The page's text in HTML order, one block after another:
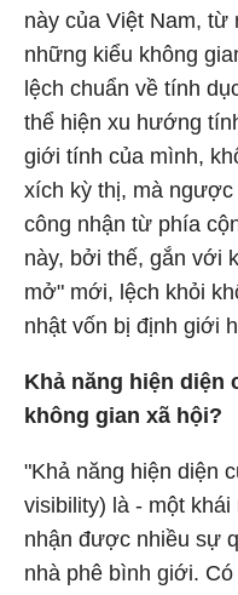
này của Việt Nam, từ
những kiểu không
lệch chuẩn về tính
thể hiện xu hướng
giới tính của mình,
xích kỳ thị, mà
công nhận từ phía
này, bởi thế, gắn với
mở" mới, lệch khỏi
nhật vốn bị định giới
Khả năng hiện diện
không gian xã hội?
"Khả năng hiện diện
visibility) là - một
nhận được nhiều sự
nhà phê bình giới.